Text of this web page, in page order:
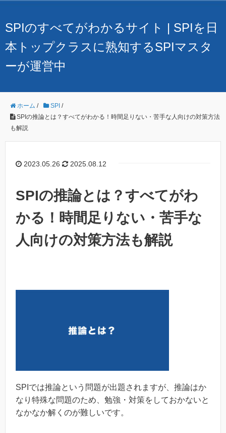
SPIのすべてがわかるサイト | SPIを日
本トップクラスに熟知するSPIマスタ
ーが運営中
ホーム / SPI /
SPIの推論とは？すべてがわかる！時間足りない・苦手な人向けの対策方法
も解説
2023.05.26 2025.08.12
SPIの推論とは？すべてがわ
かる！時間足りない・苦手な
人向けの対策方法も解説
SPIでは推論という問題が出題されますが、推論はか
なり特殊な問題のため、勉強・対策をしておかないと
なかなか解くのが難しいです。